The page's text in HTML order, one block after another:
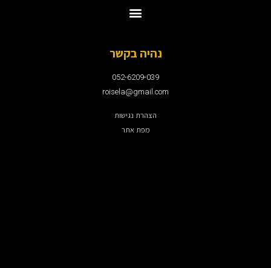
נהיה בקשר
052-6209-039
roisela@gmail.com
הצהרת נגישות
מפת אתר